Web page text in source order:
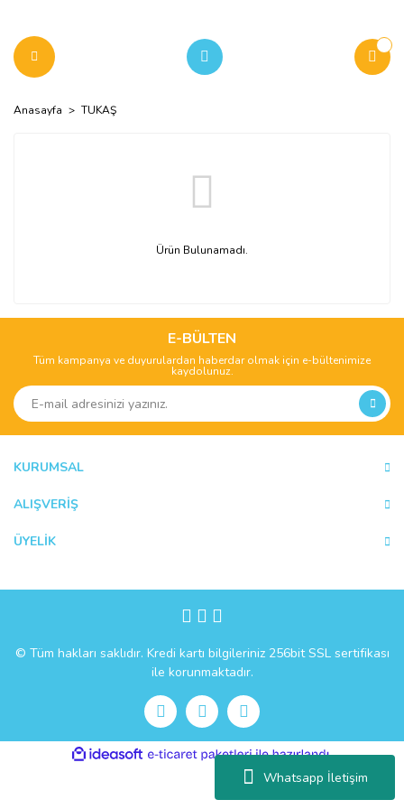
Whatsapp İletişim
Anasayfa TUKAŞ
Ürün Bulunamadı.
E-BÜLTEN
Tüm kampanya ve duyurulardan haberdar olmak için e-bültenimize
kaydolunuz.
KURUMSAL
ALIŞVERİŞ
ÜYELİK
© Tüm hakları saklıdır. Kredi kartı bilgileriniz 256bit SSL sertifikası
ile korunmaktadır.
ideasoft
e-
ticaret
paketleri
ile
hazırlandı.